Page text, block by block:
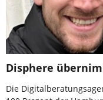
Disphere
Die